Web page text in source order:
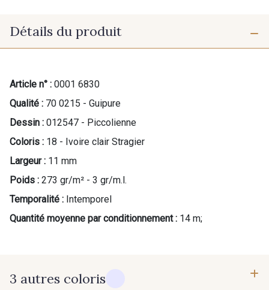
Détails du produit
Article n° : 0001 6830
Qualité : 70 0215 - Guipure
Dessin : 012547 - Piccolienne
Coloris : 18 - Ivoire clair Stragier
Largeur : 11 mm
Poids : 273 gr/m² - 3 gr/m.l.
Temporalité : Intemporel
Quantité moyenne par conditionnement : 14 m;
3 autres coloris